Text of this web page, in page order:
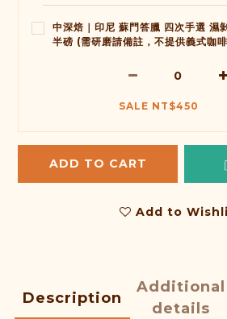
中深焙｜印尼 蘇門答臘 四次手選 濕
半磅 (需研磨請備註，不提供義式咖
SALE NT$450
ADD TO CART
Add to
Description
Additional
details